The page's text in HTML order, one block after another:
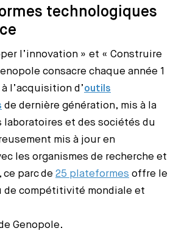
technologiques
l’innovation » et « Construire
consacre chaque année 1
l’acquisition d’outils
de dernière génération, mis à la
et des sociétés du
mis à jour en
les organismes de recherche et
parc de 25 plateformes offre le
de compétitivité mondiale et
Genopole.